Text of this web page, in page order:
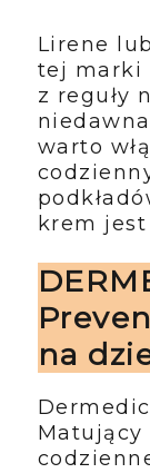
Lirene
tej marki
z reguły
warto
krem
na
Matujący